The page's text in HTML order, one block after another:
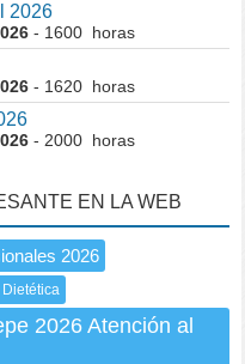
2026
- 1600 horas
- 1620 horas
- 2000 horas
EN LA WEB
2026
2026 Atención al